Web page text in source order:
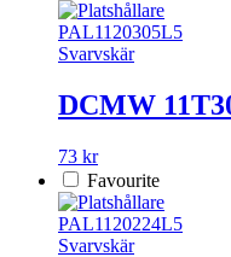
PAL1120305L5
Svarvskär
DCMW
73 kr
Favourite
PAL1120224L5
Svarvskär